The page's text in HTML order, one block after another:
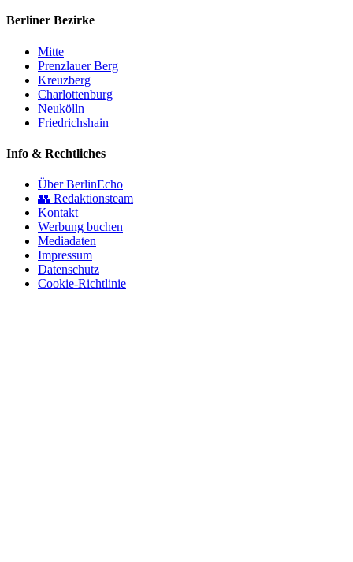
Berliner Bezirke
Mitte
Prenzlauer Berg
Kreuzberg
Charlottenburg
Neukölln
Friedrichshain
Info & Rechtliches
Über BerlinEcho
👥 Redaktionsteam
Kontakt
Werbung buchen
Mediadaten
Impressum
Datenschutz
Cookie-Richtlinie